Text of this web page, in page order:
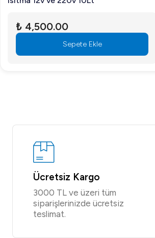
₺ 4,500.00
Sepete Ekle
Ücretsiz Kargo
3000 TL ve üzeri tüm
siparişlerinizde ücretsiz
teslimat.